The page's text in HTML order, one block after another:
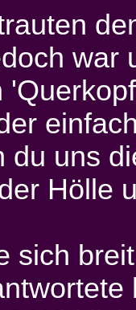
war
du uns
Hölle
sich